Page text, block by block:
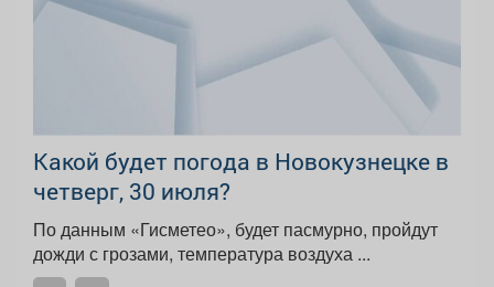
Какой будет погода в Новокузнецке в
четверг, 30 июля?
По данным «Гисметео», будет пасмурно, пройдут
дожди с грозами, температура воздуха ...